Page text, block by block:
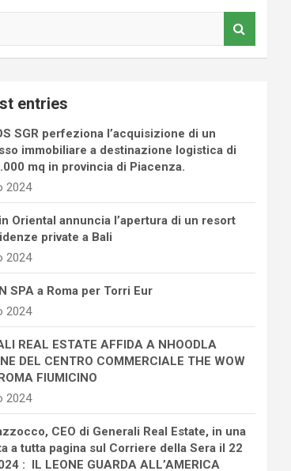
entries
SGR perfeziona l’acquisizione di un
immobiliare a destinazione logistica di
mq in provincia di Piacenza.
2024
Oriental annuncia l’apertura di un resort
private a Bali
2024
SPA a Roma per Torri Eur
2024
REAL ESTATE AFFIDA A NHOODLA
DEL CENTRO COMMERCIALE THE WOW
FIUMICINO
2024
CEO di Generali Real Estate, in una
a tutta pagina sul Corriere della Sera il 22
: IL LEONE GUARDA ALL’AMERICA